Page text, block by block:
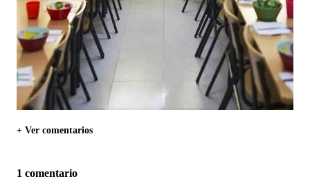
+ Ver comentarios
1 comentario